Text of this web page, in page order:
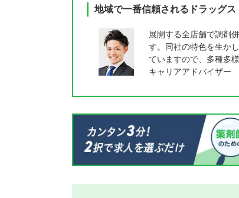
地域で一番信頼されるドラッグス
展開する全店舗で調剤
す。同社の特色を生か
ていますので、多種多
キャリアアドバイザー